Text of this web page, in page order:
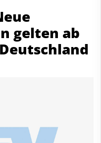
gelten ab